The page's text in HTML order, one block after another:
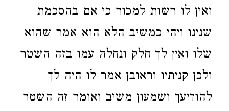
ואין לו רשות למכור כי אם בהסכמת
שנינו ויהי כמשיב הלא הוא אמר שהוא
שלו ואין לך חלק ונחלה עמו בזה השטר
ולכן קניתיו וראובן אמר לו היה לך
להודיעך ושמעון משיב ואומר זה השטר